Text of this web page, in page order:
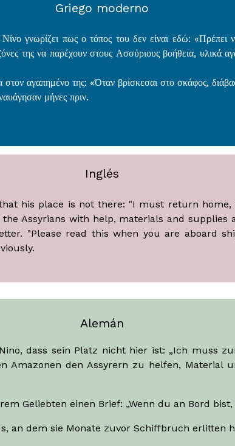
Griego moderno
γνωρίζει πως ο τόπος του δεν είναι εδώ:
της να παρέχουν στους Ασσύριους βοήθεια, υλικά
στον αγαπημένο της: «Όταν βρίσκεσαι στο σκάφος,
μήνες πριν.
Inglés
his place is not there: "I must return
Assyrians with help, materials and supplies
"Please read this when you are aboard
Alemán
dass sein Platz nicht hier ist: „Ich muss
Amazonen den Assyrern zu helfen, Material
Geliebten einen Brief: „Wenn du an Bord bist,
an dem sie Monate zuvor Schiffbruch erlitten